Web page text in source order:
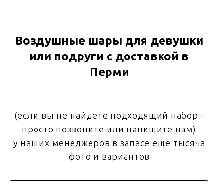
Воздушные шары для девушки
или подруги с доставкой в
Перми
(если вы не найдете подходящий набор -
просто позвоните или напишите нам)
у наших менеджеров в запасе еще тысяча
фото и вариантов